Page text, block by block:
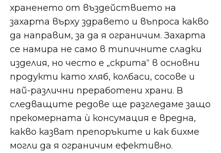
храненето от въздействието на
захарта върху здравето и въпроса какво
да направим, за да я ограничим. Захарта
се намира не само в типичните сладки
изделия, но често е „скрита“ в основни
продукти като хляб, колбаси, сосове и
най-различни преработени храни. В
следващите редове ще разгледаме защо
прекомерната ѝ консумация е вредна,
какво казват препоръките и как бихме
могли да я ограничим ефективно.